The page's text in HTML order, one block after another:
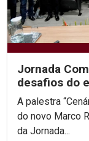
Jornada
desafios do
A palestra
do novo Marco
da Jornada...